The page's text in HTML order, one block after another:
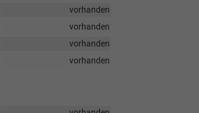
vorhanden
vorhanden
vorhanden
vorhanden